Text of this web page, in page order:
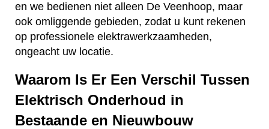
en we bedienen niet alleen De Veenhoop, maar
ook omliggende gebieden, zodat u kunt rekenen
op professionele elektrawerkzaamheden,
ongeacht uw locatie.
Waarom Is Er Een Verschil Tussen
Elektrisch Onderhoud in
Bestaande en Nieuwbouw